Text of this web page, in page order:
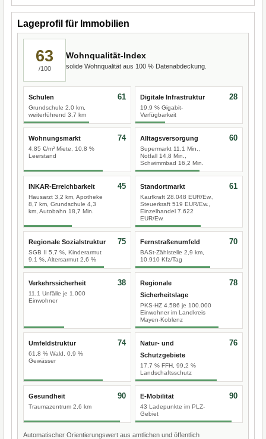
Lageprofil für Immobilien
63
/100
Wohnqualität-Index
solide Wohnqualität aus 100 % Datenabdeckung.
Schulen
Grundschule 2,0 km,
weiterführend 3,7 km
61 Digitale Infrastruktur
19,9 % Gigabit-
Verfügbarkeit
28
Wohnungsmarkt
4,85 €/m² Miete, 10,8 %
Leerstand
74 Alltagsversorgung
Supermarkt 11,1 Min.,
Notfall 14,8 Min.,
Schwimmbad 16,2 Min.
60
INKAR-Erreichbarkeit
Hausarzt 3,2 km, Apotheke
8,7 km, Grundschule 4,3
km, Autobahn 18,7 Min.
45 Standortmarkt
Kaufkraft 28.048 EUR/Ew.,
Steuerkraft 519 EUR/Ew.,
Einzelhandel 7.622
EUR/Ew.
61
Regionale Sozialstruktur
SGB II 5,7 %, Kinderarmut
9,1 %, Altersarmut 2,6 %
75 Fernstraßenumfeld
BASt-Zählstelle 2,9 km,
10.910 Kfz/Tag
70
Verkehrssicherheit
11,1 Unfälle je 1.000
Einwohner
38
Regionale
Sicherheitslage
PKS-HZ 4.586 je 100.000
Einwohner im Landkreis
Mayen-Koblenz
78
Umfeldstruktur
61,8 % Wald, 0,9 %
Gewässer
74
Natur- und
Schutzgebiete
17,7 % FFH, 99,2 %
Landschaftsschutz
76
Gesundheit
Traumazentrum 2,6 km
90 E-Mobilität
43 Ladepunkte im PLZ-
Gebiet
90
Automatischer Orientierungswert aus amtlichen und öffentlich